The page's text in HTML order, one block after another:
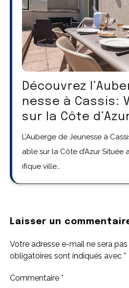
Découvrez
nesse à Cassis:
sur la Côte
L’Auberge de Jeunesse à
able sur la Côte d’Azur
ifique ville…
Laisser un
Votre adresse e-mail ne sera pas
obligatoires sont indiqués avec *
Commentaire *